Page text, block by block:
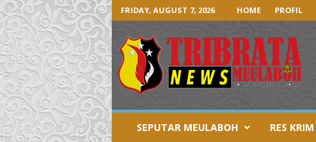
FRIDAY, AUGUST 7, 2026 HOME PROFIL
SEPUTAR MEULABOH RES KRIM